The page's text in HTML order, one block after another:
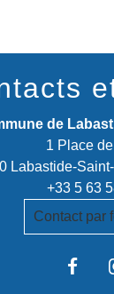
de
1 Place
Labastide-
+33 5 63
Contact par